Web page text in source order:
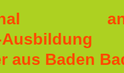
aus Baden